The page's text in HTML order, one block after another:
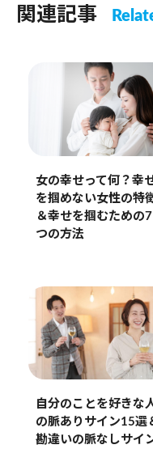
関連記事
女の幸せって何？幸
を掴めない女性の特
＆幸せを掴むための7
つの方法
自分のことを好きな
の脈ありサイン15選
勘違いの脈なしサイ